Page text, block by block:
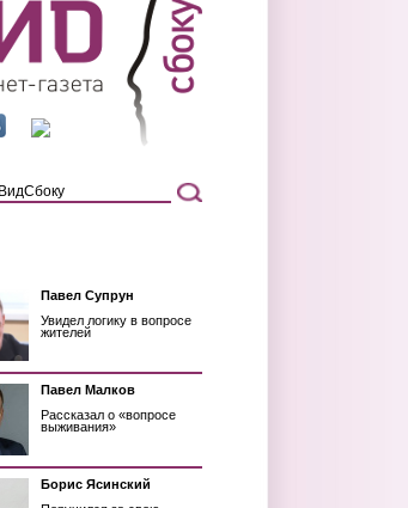
Павел Супрун
Увидел логику в вопросе
жителей
Павел Малков
Рассказал о «вопросе
выживания»
Борис Ясинский